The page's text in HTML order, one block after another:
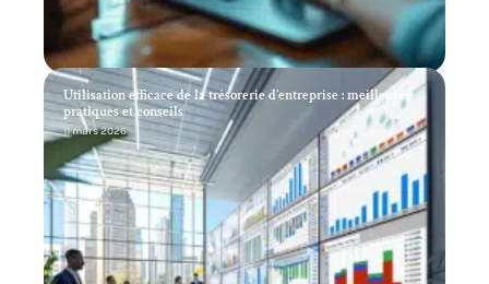
Utilisation efficace de la trésorerie d’entreprise : meilleures
pratiques et conseils
11 mars 2026